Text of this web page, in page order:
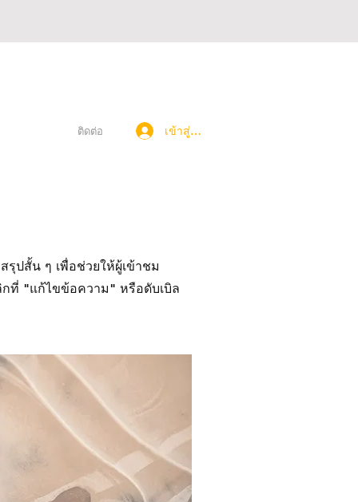
ติดต่อ เข้าสู่ระบบ
ปสั้น ๆ เพื่อช่วยให้ผู้เข้าชม
ที่ "แก้ไขข้อความ" หรือดับเบิล